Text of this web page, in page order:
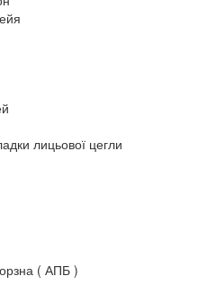
лицьової цегли
( АПБ )